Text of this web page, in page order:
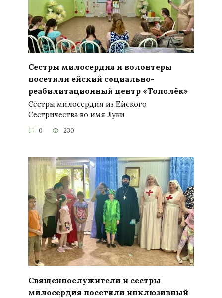
Сестры милосердия и волонтеры
посетили ейский социально-
реабилитационный центр «Тополёк»
Сёстры милосердия из Ейского
Сестричества во имя Луки
0 230
Священнослужители и сестры
милосердия посетили инклюзивный